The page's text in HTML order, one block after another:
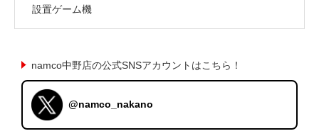
設置ゲーム機
namco中野店の公式SNSアカウントはこちら！
@namco_nakano